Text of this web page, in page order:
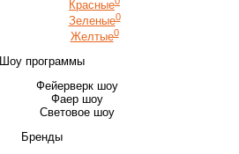
Красные
Зеленые0
Желтые0
Шоу программы
Фейерверк шоу
Фаер шоу
Световое шоу
Бренды